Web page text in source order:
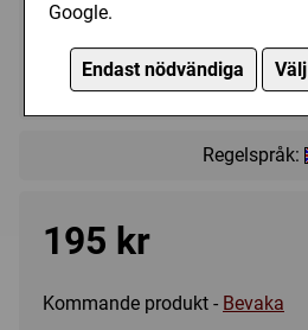
Google.
Endast nödvändiga Välj
2 40 (min)
Regelspråk:
195 kr
Kommande produkt - Bevaka